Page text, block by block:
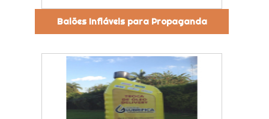
Balões Infláveis para Propaganda